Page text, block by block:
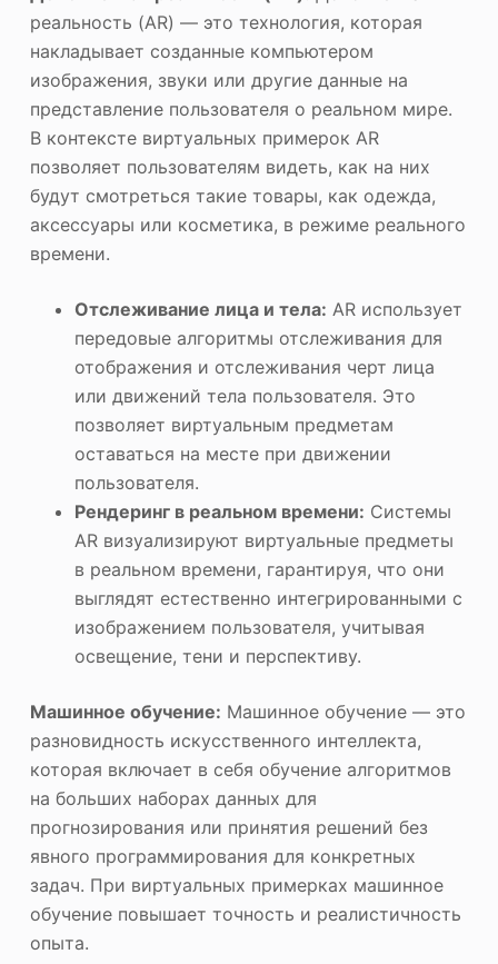
реальность (AR) — это технология, которая
накладывает созданные компьютером
изображения, звуки или другие данные на
представление пользователя о реальном мире.
В контексте виртуальных примерок AR
позволяет пользователям видеть, как на них
будут смотреться такие товары, как одежда,
аксессуары или косметика, в режиме реального
времени.
Отслеживание лица и тела: AR использует
передовые алгоритмы отслеживания для
отображения и отслеживания черт лица
или движений тела пользователя. Это
позволяет виртуальным предметам
оставаться на месте при движении
пользователя.
Рендеринг в реальном времени: Системы
AR визуализируют виртуальные предметы
в реальном времени, гарантируя, что они
выглядят естественно интегрированными с
изображением пользователя, учитывая
освещение, тени и перспективу.
Машинное обучение: Машинное обучение — это
разновидность искусственного интеллекта,
которая включает в себя обучение алгоритмов
на больших наборах данных для
прогнозирования или принятия решений без
явного программирования для конкретных
задач. При виртуальных примерках машинное
обучение повышает точность и реалистичность
опыта.